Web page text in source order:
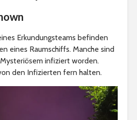
Erkundungsteams befinden
eines Raumschiffs. Manche sind
infiziert worden.
den Infizierten fern halten.